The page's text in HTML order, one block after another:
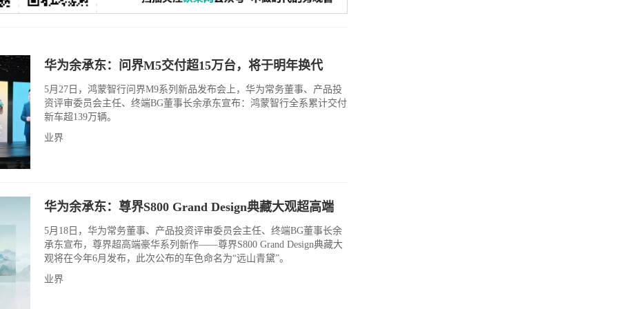
华为余承东：问界M5交付超15万台，将于明年换代
5月27日，鸿蒙智行问界M9系列新品发布会上，华为常务董事、产品投
资评审委员会主任、终端BG董事长余承东宣布：鸿蒙智行全系累计交付
新车超139万辆。
业界
华为余承东：尊界S800 Grand Design典藏大观超高端
5月18日，华为常务董事、产品投资评审委员会主任、终端BG董事长余
承东宣布，尊界超高端豪华系列新作——尊界S800 Grand Design典藏大
观将在今年6月发布，此次公布的车色命名为“远山青黛”。
业界